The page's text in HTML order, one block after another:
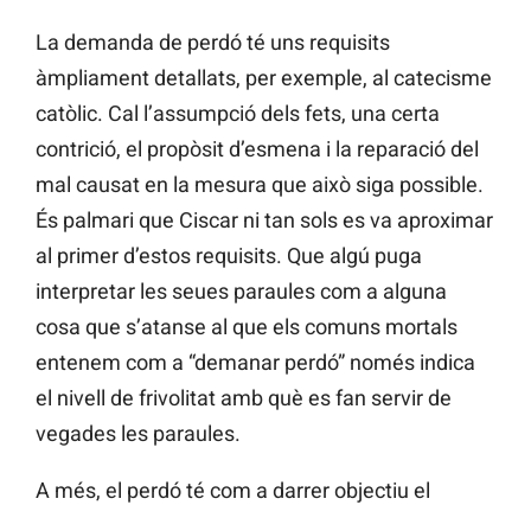
La demanda de perdó té uns requisits
àmpliament detallats, per exemple, al catecisme
catòlic. Cal l’assumpció dels fets, una certa
contrició, el propòsit d’esmena i la reparació del
mal causat en la mesura que això siga possible.
És palmari que Ciscar ni tan sols es va aproximar
al primer d’estos requisits. Que algú puga
interpretar les seues paraules com a alguna
cosa que s’atanse al que els comuns mortals
entenem com a “demanar perdó” només indica
el nivell de frivolitat amb què es fan servir de
vegades les paraules.
A més, el perdó té com a darrer objectiu el